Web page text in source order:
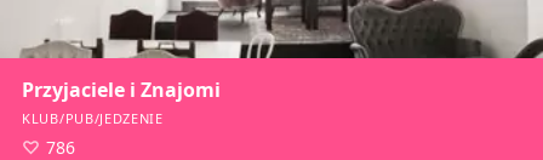
Przyjaciele i Znajomi
KLUB/PUB/JEDZENIE
786